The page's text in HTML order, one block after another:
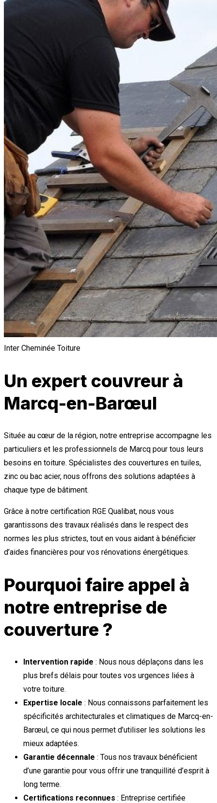
Inter Cheminée Toiture
Un expert couvreur à
Marcq-en-Barœul
Située au cœur de la région, notre entreprise accompagne les
particuliers et les professionnels de Marcq pour tous leurs
besoins en toiture. Spécialistes des couvertures en tuiles,
zinc ou bac acier, nous offrons des solutions adaptées à
chaque type de bâtiment.
Grâce à notre certification RGE Qualibat, nous vous
garantissons des travaux réalisés dans le respect des
normes les plus strictes, tout en vous aidant à bénéficier
d’aides financières pour vos rénovations énergétiques.
Pourquoi faire appel à
notre entreprise de
couverture ?
Intervention rapide : Nous nous déplaçons dans les
plus brefs délais pour toutes vos urgences liées à
votre toiture.
Expertise locale : Nous connaissons parfaitement les
spécificités architecturales et climatiques de Marcq-en-
Barœul, ce qui nous permet d’utiliser les solutions les
mieux adaptées.
Garantie décennale : Tous nos travaux bénéficient
d’une garantie pour vous offrir une tranquillité d’esprit à
long terme.
Certifications reconnues : Entreprise certifiée